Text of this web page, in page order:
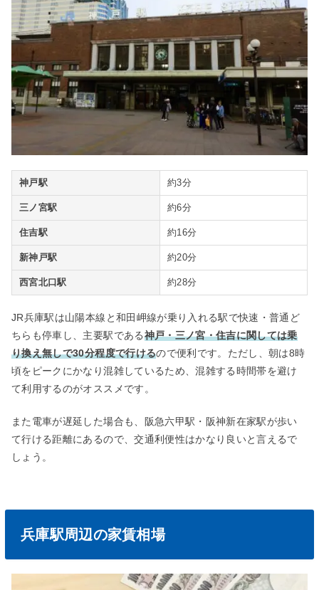
神戸駅 約3分
三ノ宮駅 約6分
住吉駅 約16分
新神戸駅 約20分
西宮北口駅 約28分
JR兵庫駅は山陽本線と和田岬線が乗り入れる駅で快速・普通ど
ちらも停車し、主要駅である神戸・三ノ宮・住吉に関しては乗
り換え無しで30分程度で行けるので便利です。ただし、朝は8時
頃をピークにかなり混雑しているため、混雑する時間帯を避け
て利用するのがオススメです。
また電車が遅延した場合も、阪急六甲駅・阪神新在家駅が歩い
て行ける距離にあるので、交通利便性はかなり良いと言えるで
しょう。
兵庫駅周辺の家賃相場